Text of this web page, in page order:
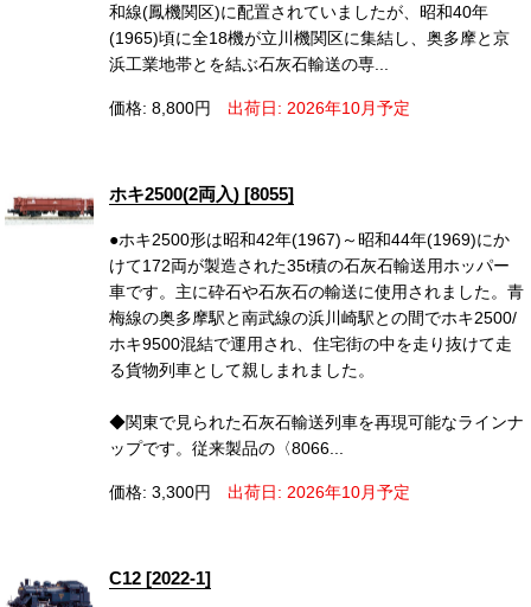
和線(鳳機関区)に配置されていましたが、昭和40年
(1965)頃に全18機が立川機関区に集結し、奥多摩と京
浜工業地帯とを結ぶ石灰石輸送の専...
価格: 8,800円 出荷日: 2026年10月予定
ホキ2500(2両入) [8055]
●ホキ2500形は昭和42年(1967)～昭和44年(1969)にか
けて172両が製造された35t積の石灰石輸送用ホッパー
車です。主に砕石や石灰石の輸送に使用されました。青
梅線の奥多摩駅と南武線の浜川崎駅との間でホキ2500/
ホキ9500混結で運用され、住宅街の中を走り抜けて走
る貨物列車として親しまれました。
◆関東で見られた石灰石輸送列車を再現可能なラインナ
ップです。従来製品の〈8066...
価格: 3,300円 出荷日: 2026年10月予定
C12 [2022-1]